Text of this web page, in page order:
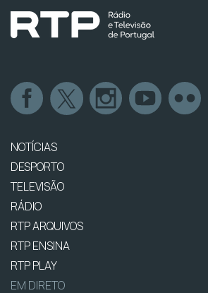
NOTÍCIAS
DESPORTO
TELEVISÃO
RÁDIO
RTP ARQUIVOS
RTP ENSINA
RTP PLAY
EM DIRETO